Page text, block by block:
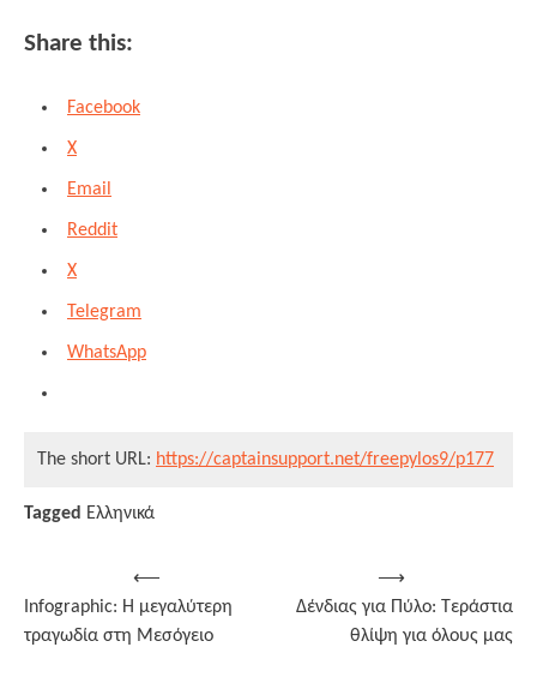
Share this:
Facebook
X
Email
Reddit
X
Telegram
WhatsApp
The short URL: https://captainsupport.net/freepylos9/p177
Tagged Ελληνικά
navigation
⟵
Infographic: Η μεγαλύτερη
τραγωδία στη Μεσόγειο
Δένδιας για Πύλο: Τεράστια
θλίψη για όλους μας
⟶